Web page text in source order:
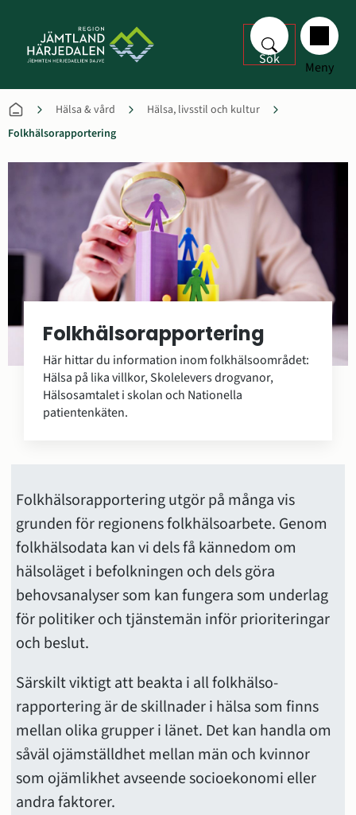
Sök Meny
Hälsa & vård
Hälsa, livsstil och kultur
Folkhälsorapportering
Folkhälsorapportering
Här hittar du information inom folkhälsoområdet:
Hälsa på lika villkor, Skolelevers drogvanor,
Hälsosamtalet i skolan och Nationella
patientenkäten.
Folkhälsorapportering utgör på många vis
grunden för regionens folkhälsoarbete. Genom
folkhälsodata kan vi dels få kännedom om
hälsoläget i befolkningen och dels göra
behovsanalyser som kan fungera som underlag
för politiker och tjänstemän inför prioriteringar
och beslut.
Särskilt viktigt att beakta i all folkhälso-
rapportering är de skillnader i hälsa som finns
mellan olika grupper i länet. Det kan handla om
såväl ojämställdhet mellan män och kvinnor
som ojämlikhet avseende socioekonomi eller
andra faktorer.